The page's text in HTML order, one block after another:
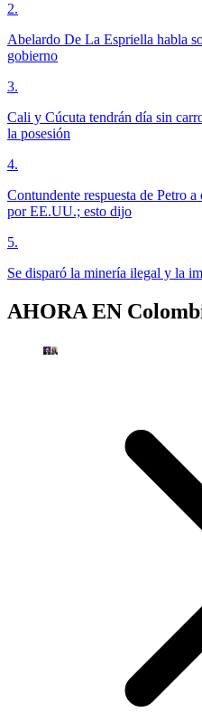
2.
Abelardo De La Espriella habla
gobierno
3.
Cali y Cúcuta tendrán día sin
la posesión
4.
Contundente respuesta de Petro
por EE.UU.; esto dijo
5.
Se disparó la minería ilegal y la
AHORA EN